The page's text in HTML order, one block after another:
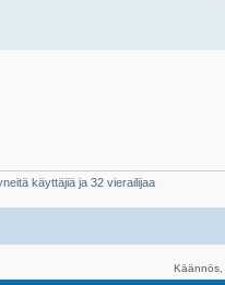
käyttäjiä ja 32 vierailijaa